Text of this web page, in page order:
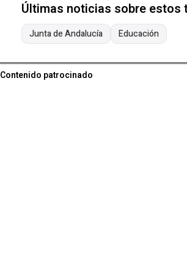
Últimas noticias sobre estos
Junta de Andalucía Educación
Contenido patrocinado